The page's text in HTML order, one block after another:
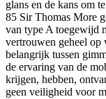
glans en de kans om
85 Sir Thomas More
van type A toegewijd
vertrouwen geheel op
belangrijk tussen
de ervaring van de
krijgen, hebben,
geen veiligheid voor